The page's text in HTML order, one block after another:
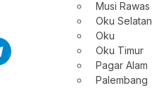
Musi Rawas
Oku Selatan
Oku
Oku Timur
Pagar Alam
Palembang